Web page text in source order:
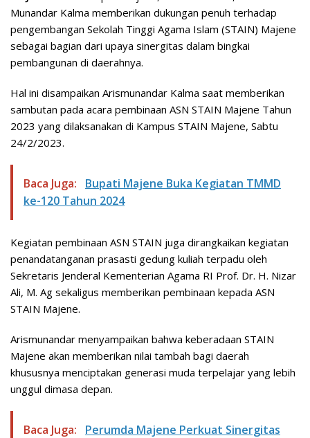
Munandar Kalma memberikan dukungan penuh terhadap
pengembangan Sekolah Tinggi Agama Islam (STAIN) Majene
sebagai bagian dari upaya sinergitas dalam bingkai
pembangunan di daerahnya.
Hal ini disampaikan Arismunandar Kalma saat memberikan
sambutan pada acara pembinaan ASN STAIN Majene Tahun
2023 yang dilaksanakan di Kampus STAIN Majene, Sabtu
24/2/2023.
Baca Juga:
Bupati Majene Buka Kegiatan TMMD
ke-120 Tahun 2024
Kegiatan pembinaan ASN STAIN juga dirangkaikan kegiatan
penandatanganan prasasti gedung kuliah terpadu oleh
Sekretaris Jenderal Kementerian Agama RI Prof. Dr. H. Nizar
Ali, M. Ag sekaligus memberikan pembinaan kepada ASN
STAIN Majene.
Arismunandar menyampaikan bahwa keberadaan STAIN
Majene akan memberikan nilai tambah bagi daerah
khususnya menciptakan generasi muda terpelajar yang lebih
unggul dimasa depan.
Baca Juga:
Perumda Majene Perkuat Sinergitas